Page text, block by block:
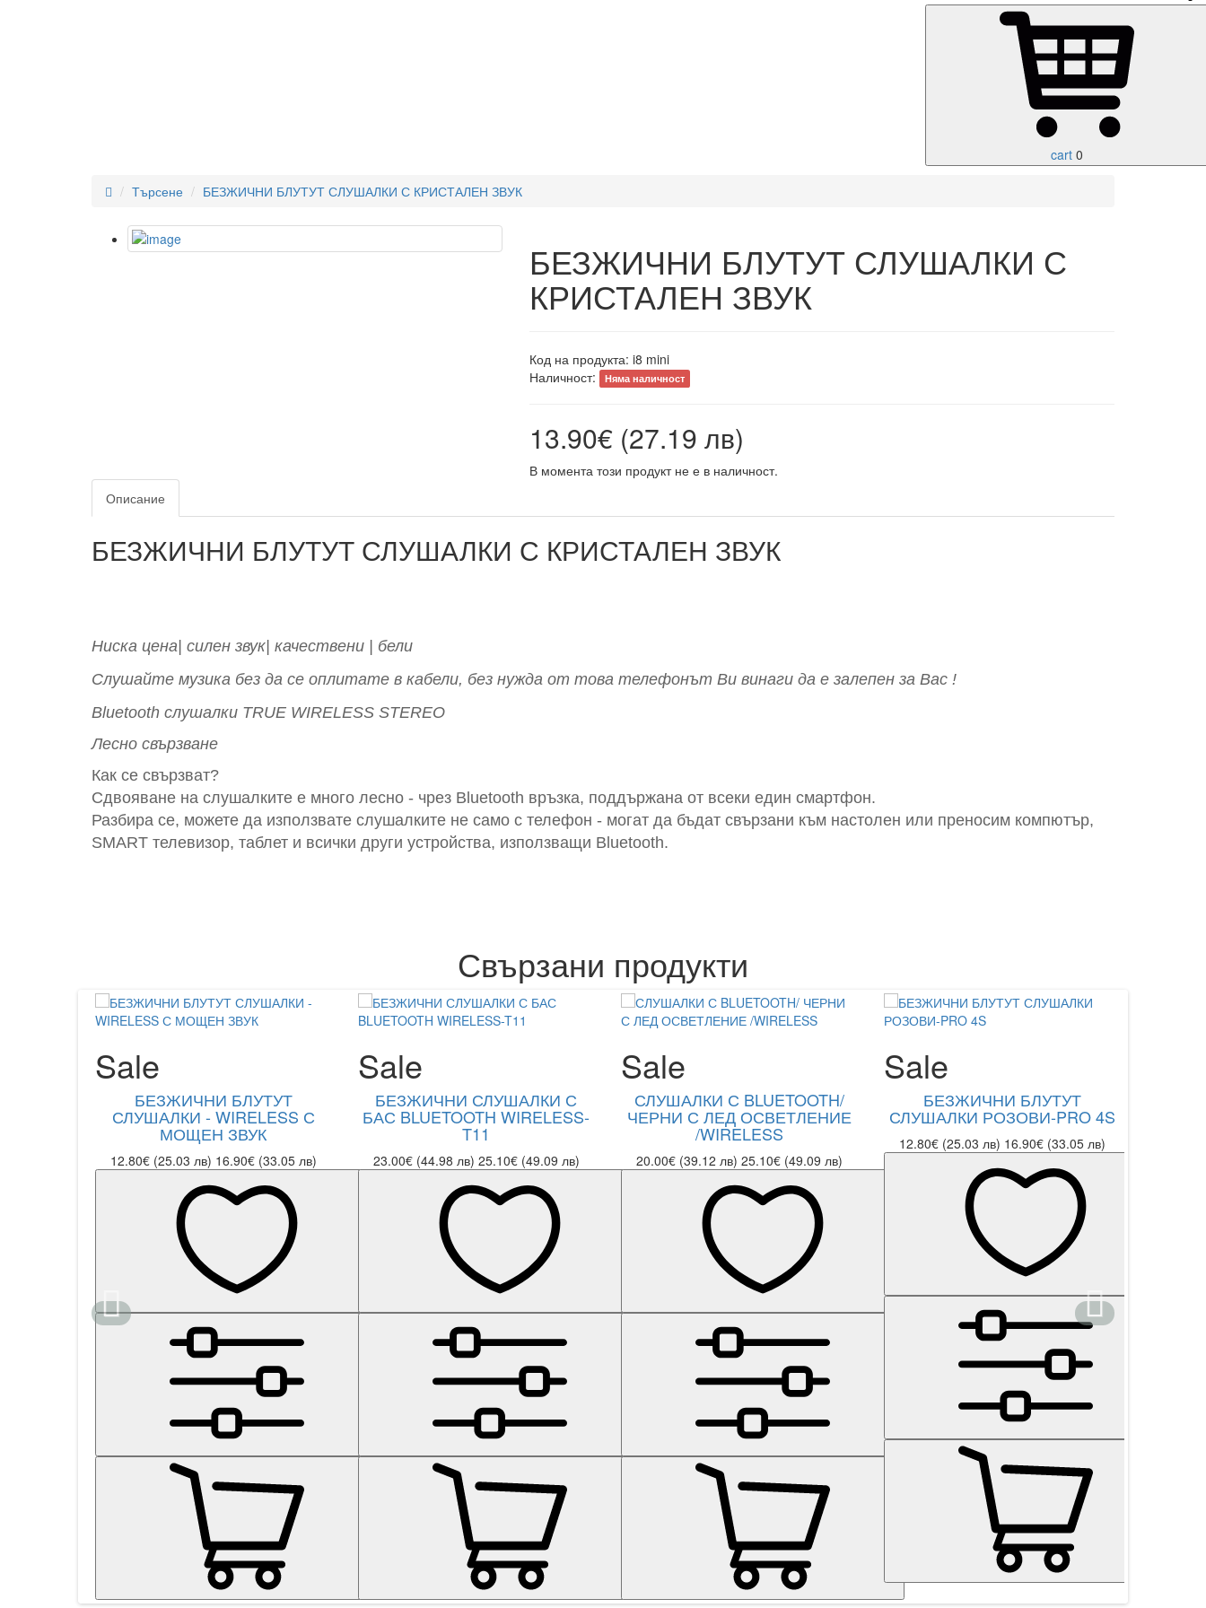
cart 0
Търсене БЕЗЖИЧНИ БЛУТУТ СЛУШАЛКИ С КРИСТАЛЕН ЗВУК
БЕЗЖИЧНИ БЛУТУТ СЛУШАЛКИ С
КРИСТАЛЕН ЗВУК
Код на продукта: i8 mini
Наличност:
Няма наличност
13.90€ (27.19 лв)
В момента този продукт не е в наличност.
Описание
БЕЗЖИЧНИ БЛУТУТ СЛУШАЛКИ С КРИСТАЛЕН ЗВУК
Ниска цена| силен звук| качествени | бели
Слушайте музика без да се оплитате в кабели, без нужда от това телефонът Ви винаги да е залепен за Вас !
Bluetooth слушалки TRUE WIRELESS STEREO
Лесно свързване
Как се свързват?
Сдвояване на слушалките е много лесно - чрез Bluetooth връзка, поддържана от всеки един смартфон.
Разбира се, можете да използвате слушалките не само с телефон - могат да бъдат свързани към настолен или преносим компютър,
SMART телевизор, таблет и всички други устройства, използващи Bluetooth.
Свързани продукти
Sale
БЕЗЖИЧНИ БЛУТУТ
СЛУШАЛКИ - WIRELESS С
МОЩЕН ЗВУК
12.80€ (25.03 лв) 16.90€ (33.05 лв)
Sale
БЕЗЖИЧНИ СЛУШАЛКИ С
БАС BLUETOOTH WIRELESS-
T11
23.00€ (44.98 лв) 25.10€ (49.09 лв)
Sale
СЛУШАЛКИ С BLUETOOTH/
ЧЕРНИ С ЛЕД ОСВЕТЛЕНИЕ
/WIRELESS
20.00€ (39.12 лв) 25.10€ (49.09 лв)
Sale
БЕЗЖИЧНИ БЛУТУТ
СЛУШАЛКИ РОЗОВИ-PRO 4S
12.80€ (25.03 лв) 16.90€ (33.05 лв)